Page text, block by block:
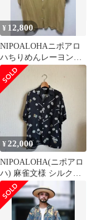
¥ 12,800
NIPOALOHAニポアロ
ハちりめんレーヨンシ
ャツL黄色イエロー
¥22,000
NIPOALOHA(ニポアロ
ハ) 麻雀文様 シルクア
ロハシャツ